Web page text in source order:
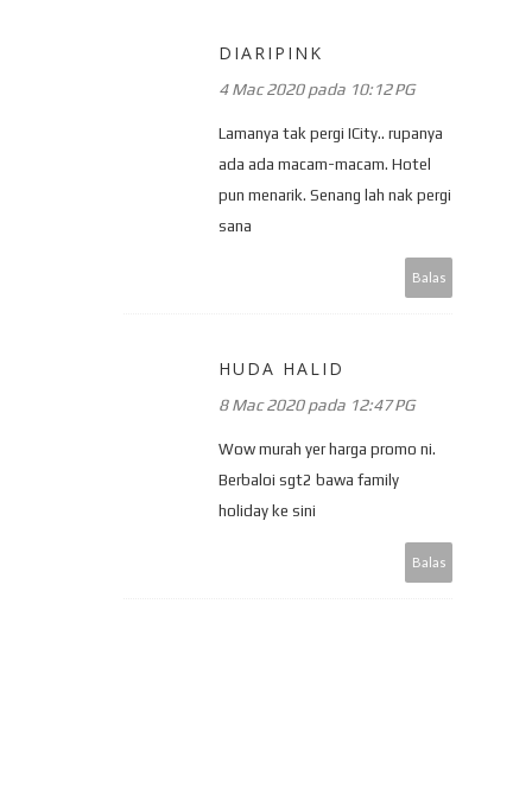
DIARIPINK
4 Mac 2020 pada 10:12 PG
Lamanya tak pergi ICity.. rupanya
ada ada macam-macam. Hotel
pun menarik. Senang lah nak pergi
sana
Balas
HUDA HALID
8 Mac 2020 pada 12:47 PG
Wow murah yer harga promo ni.
Berbaloi sgt2 bawa family
holiday ke sini
Balas